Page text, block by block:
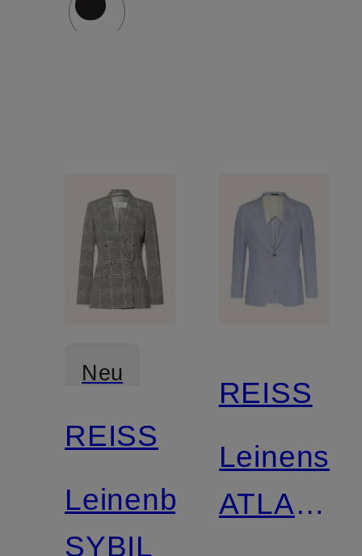
Neu
REISS
Leinenblazer
SYBIL
REISS